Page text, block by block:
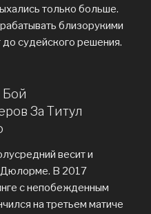
только больше.
близорукими
судейского решения.
Бой
За Титул
весит и
Дюлорме. В 2017
с непобежденным
на третьем матиче